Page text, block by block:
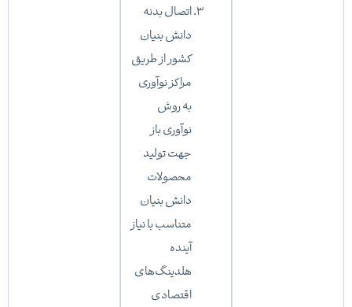
اتصال بدنه
دانش بنیان
کشور از طریق
مراکز نوآوری
به روش
نوآوری باز
جهت تولید
محصولات
دانش بنیان
متناسب با نیاز
هلدینگ‌های
اقتصادی